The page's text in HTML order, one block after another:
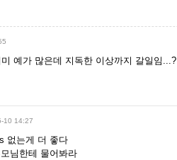
예가 많은데 지독한 이상까지 갈일임...?
10 14:27
없는게 더 좋다
님한테 물어봐라